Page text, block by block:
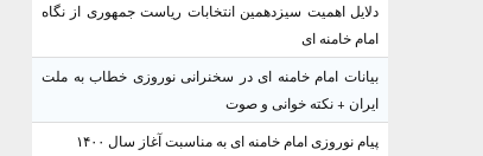
دلایل اهمیت سیزدهمین انتخابات ریاست جمهوری از نگاه
امام خامنه ای
بیانات امام خامنه ای در سخنرانی نوروزی خطاب به ملت
ایران + نکته خوانی و صوت
پیام نوروزی امام خامنه ای به مناسبت آغاز سال ۱۴۰۰